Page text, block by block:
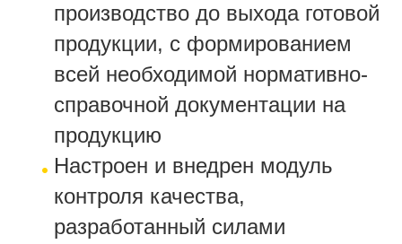
производство до выхода готовой
продукции, с формированием
всей необходимой нормативно-
справочной документации на
продукцию
Настроен и внедрен модуль
контроля качества,
разработанный силами